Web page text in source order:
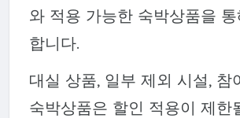
와 적용 가능한 숙박상품을
합니다.
대실 상품, 일부 제외 시설, 참
숙박상품은 할인 적용이 제한